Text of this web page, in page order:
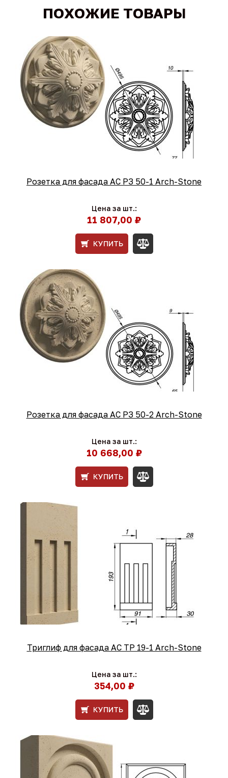
ПОХОЖИЕ ТОВАРЫ
Розетка для фасада АС РЗ 50-1 Arch-Stone
Цена за шт.:
11 807,00 ₽
КУПИТЬ
Розетка для фасада АС РЗ 50-2 Arch-Stone
Цена за шт.:
10 668,00 ₽
КУПИТЬ
Триглиф для фасада АС ТР 19-1 Arch-Stone
Цена за шт.:
354,00 ₽
КУПИТЬ